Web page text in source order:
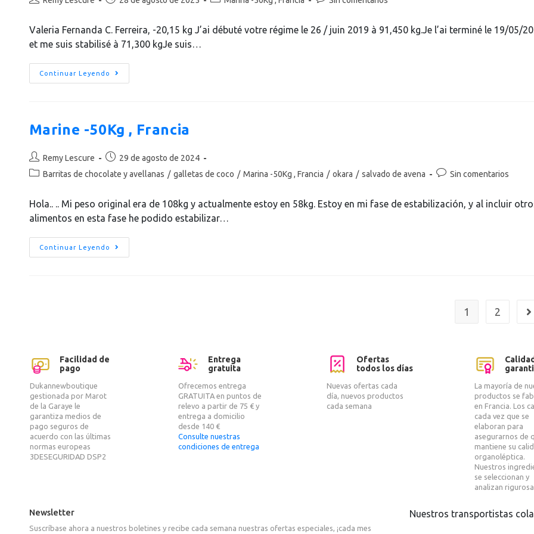
Valeria Fernanda C. Ferreira, -20,15 kg J’ai débuté votre régime le 26 / juin 2019 à 91,450 kg.Je l’ai terminé le 19/05/
et me suis stabilisé à 71,300 kgJe suis…
Continuar Leyendo
Marine -50Kg , Francia
Remy Lescure
29 de agosto de 2024
Barritas de chocolate y avellanas / galletas de coco / Marina -50Kg , Francia / okara / salvado de avena Sin comentarios
Hola.. .. Mi peso original era de 108kg y actualmente estoy en 58kg. Estoy en mi fase de estabilización, y al incluir
alimentos en esta fase he podido estabilizar…
Continuar Leyendo
1 2
Facilidad de
pago
Dukannewboutique
gestionada por Marot
de la Garaye le
garantiza medios de
pago seguros de
acuerdo con las últimas
normas europeas
3DESEGURIDAD DSP2
Entrega
gratuita
Ofrecemos entrega
GRATUITA en puntos de
relevo a partir de 75 € y
entrega a domicilio
desde 140 €
Consulte nuestras
condiciones de entrega
Ofertas
todos los días
Nuevas ofertas cada
día, nuevos productos
cada semana
La mayoría de
productos se
en Francia. Los
cada vez que se
elaboran para
asegurarnos de
mantiene su
organoléptica.
Nuestros
se seleccionan y
analizan
Newsletter
Suscríbase ahora a nuestros boletines y recibe cada semana nuestras ofertas especiales, ¡cada mes
Nuestros transportistas